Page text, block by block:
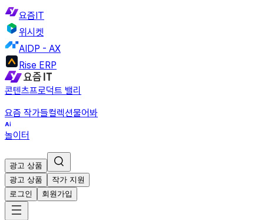
요즘IT
위시켓
AIDP - AX
Rise ERP
콘텐츠프로덕트 밸리
요즘 작가들컬렉션물어봐
놀이터
광고 상품
광고 상품
작가 지원
로그인
회원가입